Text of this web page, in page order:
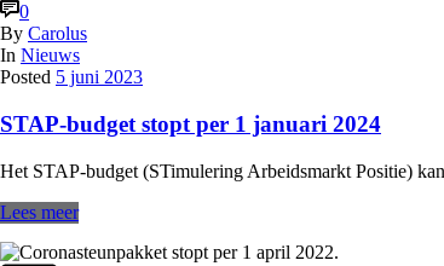
0
By Carolus
In Nieuws
Posted 5 juni 2023
STAP-budget stopt per 1 januari 2024
Het STAP-budget (STimulering Arbeidsmarkt Positie)
Lees meer